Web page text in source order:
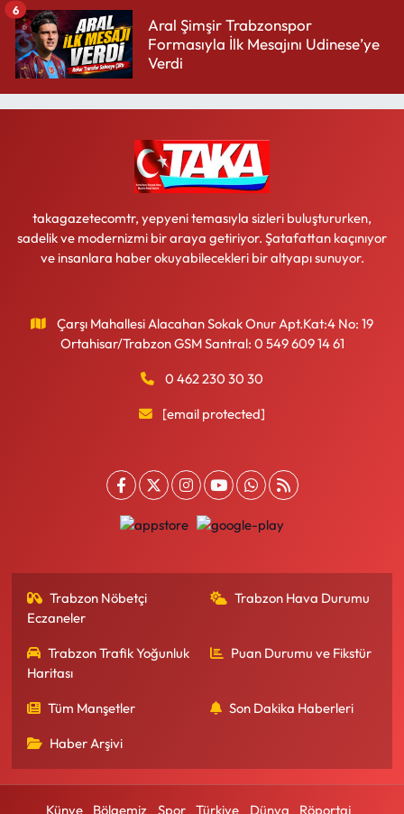
Aral Şimşir Trabzonspor
Formasıyla İlk Mesajını Udinese’ye
Verdi
6
takagazetecomtr, yepyeni temasıyla sizleri buluştururken,
sadelik ve modernizmi bir araya getiriyor. Şatafattan kaçınıyor
ve insanlara haber okuyabilecekleri bir altyapı sunuyor.
Çarşı Mahallesi Alacahan Sokak Onur Apt.Kat:4 No: 19
Ortahisar/Trabzon GSM Santral: 0 549 609 14 61
0 462 230 30 30
[email protected]
Trabzon Nöbetçi
Eczaneler
Trabzon Hava Durumu
Trabzon Trafik Yoğunluk
Haritası
Puan Durumu ve Fikstür
Tüm Manşetler Son Dakika Haberleri
Haber Arşivi
Künye Bölgemiz Spor Türkiye Dünya Röportaj